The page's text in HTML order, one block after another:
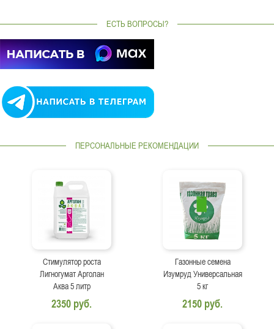
ЕСТЬ ВОПРОСЫ?
ПЕРСОНАЛЬНЫЕ РЕКОМЕНДАЦИИ
Стимулятор роста
Лигногумат Арголан
Аква 5 литр
2350 руб.
Газонные семена
Изумруд Универсальная
5 кг
2150 руб.